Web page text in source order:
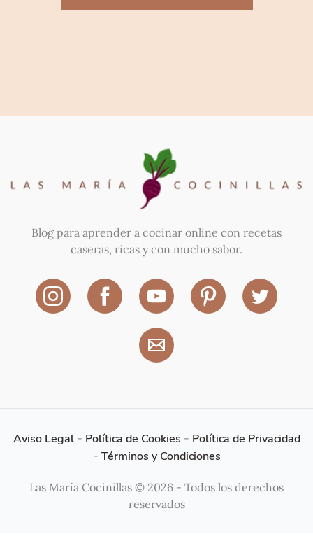
Blog para aprender a cocinar online con recetas
caseras, ricas y con mucho sabor.
Aviso Legal- Política de Cookies - Política de Privacidad
- Términos y Condiciones
Las María Cocinillas © 2026 - Todos los derechos
reservados